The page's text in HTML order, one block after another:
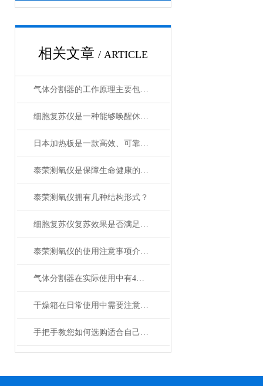
相关文章 / ARTICLE
气体分割器的工作原理主要包括以下3个方面
细胞复苏仪是一种能够唤醒休眠状态细胞的创新设备
日本加热板是一款高效、可靠的加热设备
泰荣测氧仪是保障生命健康的重要工具
泰荣测氧仪拥有几种结构形式？
细胞复苏仪复苏效果是否满足您的实际要求？
泰荣测氧仪的使用注意事项介绍及操作规程
气体分割器在实际使用中有4大特性
干燥箱在日常使用中需要注意哪些事项？
手把手教您如何选购适合自己的日本加热板？